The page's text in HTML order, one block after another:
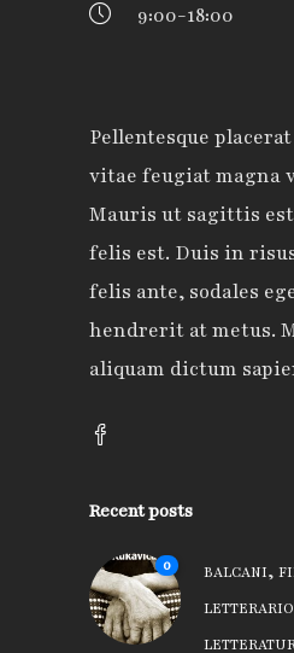
9:00-18:00
Pellentesque
vitae feugiat magna
Mauris ut sagittis
felis est. Duis in
felis ante, sodales
hendrerit at metus.
aliquam dictum
Recent posts
0 BALCANI,
LETTERARIO